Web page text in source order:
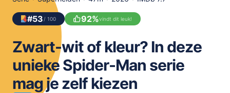
ALLES/NIETS SELECTEREN
#53 / 100 92%vindt dit leuk!
Zwart-wit of kleur? In deze
unieke Spider-Man serie
mag je zelf kiezen